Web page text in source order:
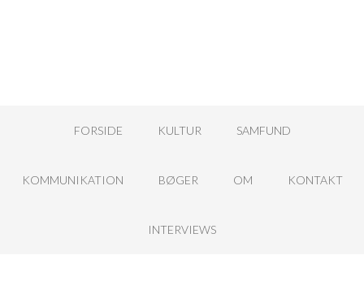
FORSIDE KULTUR SAMFUND
KOMMUNIKATION BØGER OM KONTAKT
INTERVIEWS